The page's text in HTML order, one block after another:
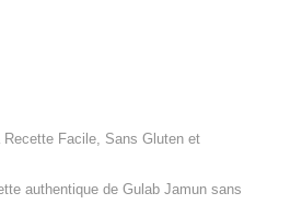
Facile, Sans Gluten et
authentique de Gulab Jamun sans